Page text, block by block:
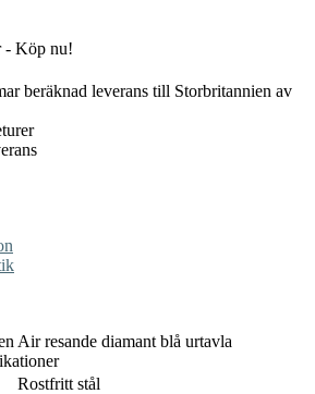
- Köp nu!
beräknad leverans till Storbritannien av
Air resande diamant blå urtavla
Rostfritt stål